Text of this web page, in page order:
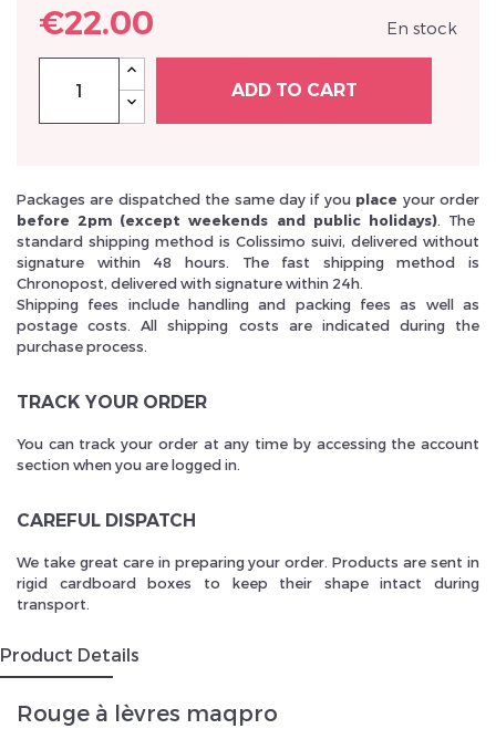
€22.00 En stock
ADD TO CART
Packages are dispatched the same day if youplace your order
before 2pm (except weekends and public holidays). The
standard shipping method is Colissimo suivi, delivered without
signature within 48 hours. The fast shipping method is
Chronopost, delivered with signature within 24h.
Shipping fees include handling and packing fees as well as
postage costs. All shipping costs are indicated during the
purchase process.
TRACK YOUR ORDER
You can track your order at any time by accessing the account
section when you are logged in.
CAREFUL DISPATCH
We take great care in preparing your order. Products are sent in
rigid cardboard boxes to keep their shape intact during
transport.
Product Details
Rouge à lèvres maqpro